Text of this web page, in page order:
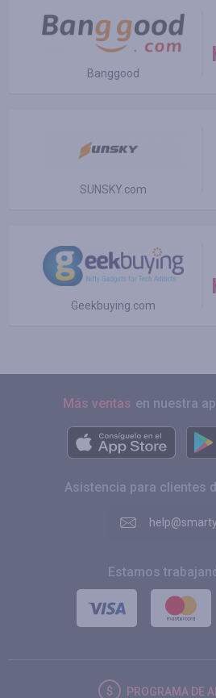
Banggood
SUNSKY.com
Geekbuying.com
Más ventas en nuestra
Asistencia para clientes
Estamos
PROGRAMA DE